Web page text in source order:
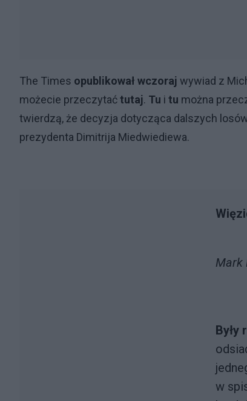
The Times opublikował wczoraj wywiad z
możecie przeczytaćtutaj. Tu i tu można
twierdzą, że decyzja dotycząca dalszych
prezydenta Dimitrija Miedwiediewa.
Mark
Były
w